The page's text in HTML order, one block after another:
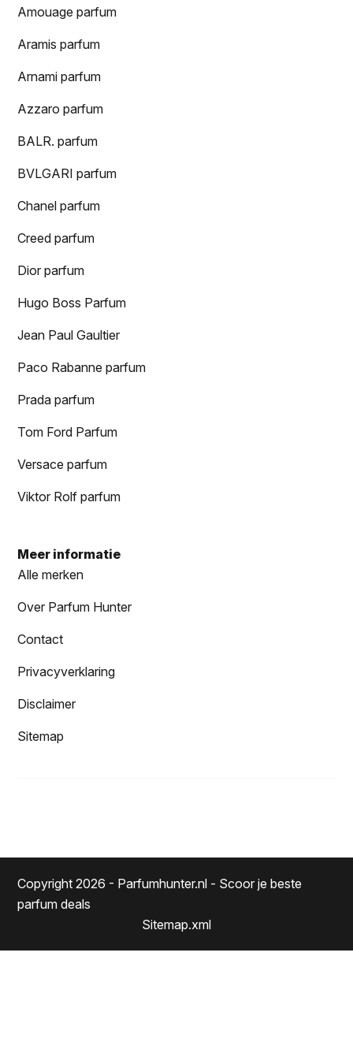
Amouage parfum
Aramis parfum
Arnami parfum
Azzaro parfum
BALR. parfum
BVLGARI parfum
Chanel parfum
Creed parfum
Dior parfum
Hugo Boss Parfum
Jean Paul Gaultier
Paco Rabanne parfum
Prada parfum
Tom Ford Parfum
Versace parfum
Viktor Rolf parfum
Meer informatie
Alle merken
Over Parfum Hunter
Contact
Privacyverklaring
Disclaimer
Sitemap
Copyright 2026 - Parfumhunter.nl - Scoor je beste
parfum deals
Sitemap.xml